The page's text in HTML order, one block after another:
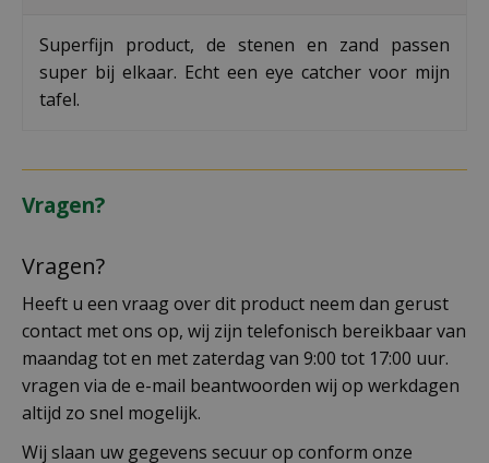
Superfijn product, de stenen en zand passen
super bij elkaar. Echt een eye catcher voor mijn
tafel.
Vragen?
Vragen?
Heeft u een vraag over dit product neem dan gerust
contact met ons op, wij zijn telefonisch bereikbaar van
maandag tot en met zaterdag van 9:00 tot 17:00 uur.
vragen via de e-mail beantwoorden wij op werkdagen
altijd zo snel mogelijk.
Wij slaan uw gegevens secuur op conform onze